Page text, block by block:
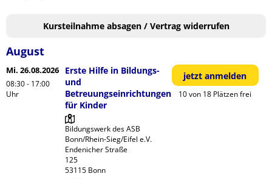
Kursteilnahme absagen / Vertrag widerrufen
August
Mi. 26.08.2026
08:30 - 17:00
Uhr
Erste Hilfe in Bildungs-
und
Betreuungseinrichtungen
für Kinder
Bildungswerk des ASB
Bonn/Rhein-Sieg/Eifel e.V.
Endenicher Straße
125
jetzt anmelden
10 von 18 Plätzen frei